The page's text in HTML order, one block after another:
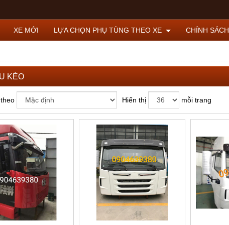
XE MỚI LỰA CHỌN PHỤ TÙNG THEO XE CHÍNH SÁCH
KÉO
Hiển thị mỗi trang